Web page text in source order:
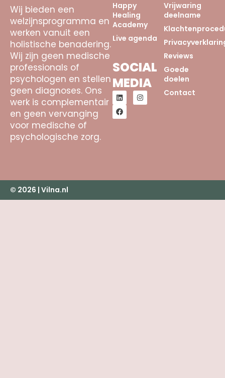
Wij bieden een
welzijnsprogramma en
werken vanuit een
holistische benadering.
Wij zijn geen medische
professionals of
psychologen en stellen
geen diagnoses. Ons
werk is complementair
en geen vervanging
voor medische of
psychologische zorg.
Happy
Healing
Academy
Live agenda
SOCIAL
MEDIA
Vrijwaring
deelname
Reviews
Goede
doelen
Contact
© 2026 | Vilna.nl